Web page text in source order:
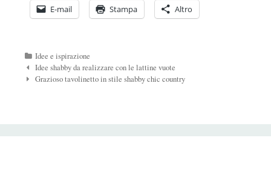
E-mail Stampa Altro
Categorie
Idee e ispirazione
Navigazione
Post
Idee shabby da realizzare con le lattine vuote
Grazioso tavolinetto in stile shabby chic country